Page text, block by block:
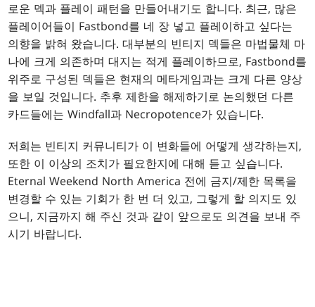
로운 덱과 플레이 패턴을 만들어내기도 합니다. 최근, 많은
플레이어들이 Fastbond를 네 장 넣고 플레이하고 싶다는
의향을 밝혀 왔습니다. 대부분의 빈티지 덱들은 마법물체 마
나에 크게 의존하며 대지는 적게 플레이하므로, Fastbond를
위주로 구성된 덱들은 현재의 메타게임과는 크게 다른 양상
을 보일 것입니다. 추후 제한을 해제하기로 논의했던 다른
카드들에는 Windfall과 Necropotence가 있습니다.
저희는 빈티지 커뮤니티가 이 변화들에 어떻게 생각하는지,
또한 이 이상의 조치가 필요한지에 대해 듣고 싶습니다.
Eternal Weekend North America 전에 금지/제한 목록을
변경할 수 있는 기회가 한 번 더 있고, 그렇게 할 의지도 있
으니, 지금까지 해 주신 것과 같이 앞으로도 의견을 보내 주
시기 바랍니다.